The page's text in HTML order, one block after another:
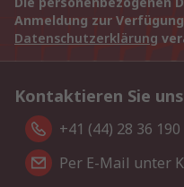
Anmeldung zur
Datenschutzerklärung
Kontaktieren Sie
+41 (44) 28 36 190
Per E-Mail unter